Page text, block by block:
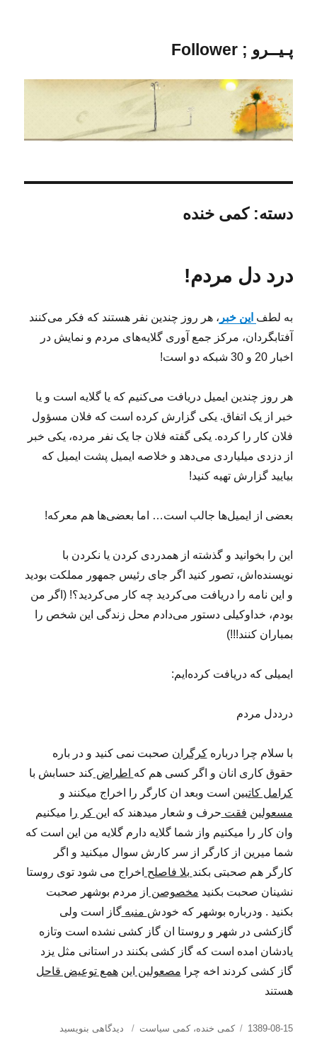
پـیــرو ; Follower
دسته:کمی خنده
درد دل مردم!
به لطف این خبر ، هر روز چندین نفر هستند که فکر می‌کنند
آفتابگردان، مرکز جمع آوری گلایه‌های مردم و نمایش در
اخبار 20 و 30 شبکه دو است!
هر روز چندین ایمیل دریافت می‌کنیم که یا گلایه است و یا
خبر از یک اتفاق. یکی گزارش کرده است که فلان مسؤول
فلان کار را کرده. یکی گفته فلان جا یک نفر مرده، یکی خبر
از دزدی میلیاردی می‌دهد و خلاصه ایمیل پشت ایمیل که
بیایید گزارش تهیه کنید!
بعضی از ایمیل‌ها جالب است… اما بعضی‌ها هم معرکه!
این را بخوانید و گذشته از همدردی کردن یا نکردن با
نویسنده‌اش، تصور کنید اگر جای رئیس جمهور مملکت بودید
و این نامه را دریافت می‌کردید چه کار می‌کردید؟! (اگر من
بودم، خداوکیلی دستور می‌دادم محل زندگی این شخص را
بمباران کنند!!!)
ایمیلی که دریافت کرده‌ایم:
درددل مردم
با سلام چرا دربارهکرگران صحبت نمی کنید و در باره
حقوق کاری انان و اگر کسی هم که اطراضکند حسابش با
کرامل کاتبین است وبعد ان کارگر را اخراج میکنند و
مسعولین فقت حرف و شعار میدهند که این کر را میکنیم
وان کار را میکنیم واز شما گلایه دارم گلایه من این است که
شما میرین از کارگر از سر کارش سوال میکنید و اگر
کارگر هم صحبتی بکند بلا فاصلح اخراج می شود توی روستا
نشینان صحبت بکنید مخصوصن از مردم بوشهر صحبت
بکنید . ودرباره بوشهر که خودش منبهگاز است ولی
گازکشی در شهر و روستا ان گاز کشی نشده است وتازه
یادشان امده است که گاز کشی بکنند در استانی مثل یزد
گاز کشی کردند اخه چرا مصعولین اینهمع توعیض قاحل
هستند
ارسال
1389-08-15 دسته‌ها
کمی خنده،کمی سیاست
برای
دیدگاهی بنویسید